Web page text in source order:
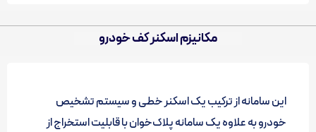
مکانیزم اسکنر کف خودرو
این سامانه از ترکیب یک اسکنر خطی و سیستم تشخیص
خودرو به علاوه یک سامانه پلاک‌خوان با قابلیت استخراج از